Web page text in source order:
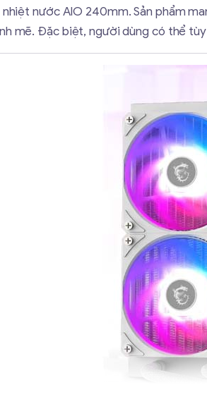
nhiệt nước AIO 240mm. Sản phẩm
mẽ. Đặc biệt, người dùng có thể